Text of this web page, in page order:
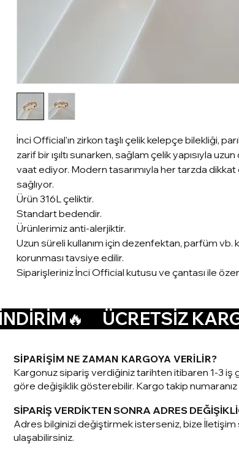
İnci Official’ın zirkon taşlı çelik kelepçe bilekliği,
zarif bir ışıltı sunarken, sağlam çelik yapısıyla uzun
vaat ediyor. Modern tasarımıyla her tarzda
sağlıyor.
Ürün 316L çeliktir.
Standart bedendir.
Ürünlerimiz anti-alerjiktir.
Uzun süreli kullanım için dezenfektan, parfüm vb.
korunması tavsiye edilir.
Siparişleriniz İnci Official kutusu ve çantası ile
ÜCRETSİZ
SİPARİŞİM NE ZAMAN KARGOYA VERİLİR?
Kargonuz sipariş verdiğiniz tarihten itibaren 1-3
göre değişiklik gösterebilir. Kargo takip
SİPARİŞ VERDİKTEN SONRA ADRES
Adres bilginizi değiştirmek isterseniz, bize
ulaşabilirsiniz.